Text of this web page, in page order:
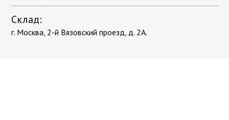
Склад:
г. Москва, 2-й Вязовский проезд, д. 2А.